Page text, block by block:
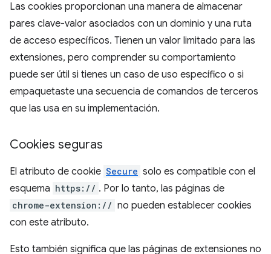
Las cookies proporcionan una manera de almacenar
pares clave-valor asociados con un dominio y una ruta
de acceso específicos. Tienen un valor limitado para las
extensiones, pero comprender su comportamiento
puede ser útil si tienes un caso de uso específico o si
empaquetaste una secuencia de comandos de terceros
que las usa en su implementación.
Cookies seguras
El atributo de cookie Secure solo es compatible con el
esquema https:// . Por lo tanto, las páginas de
chrome-extension:// no pueden establecer cookies
con este atributo.
Esto también significa que las páginas de extensiones no